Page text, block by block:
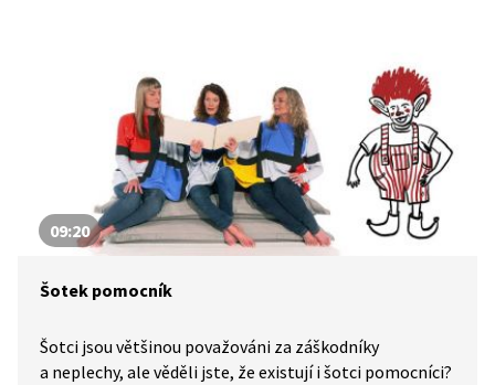
09:20
Šotek pomocník
Šotci jsou většinou považováni za záškodníky
a neplechy, ale věděli jste, že existují i šotci pomocníci?